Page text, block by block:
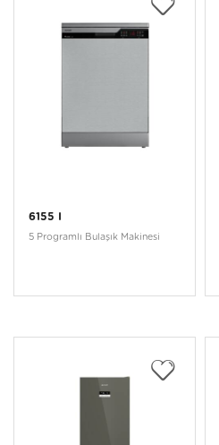
6155 I
5 Programlı Bulaşık Makinesi